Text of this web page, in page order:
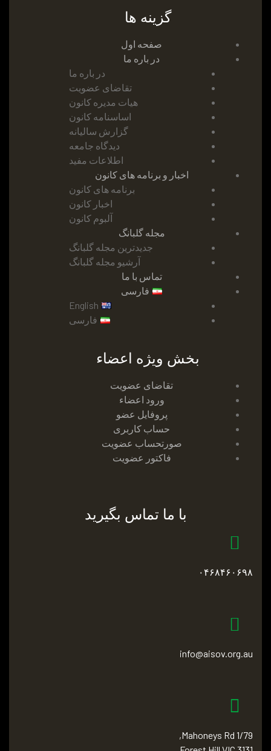
گزینه ها
صفحه اول
در باره ما
در باره ما
تقاضای عضویت
هیات مدیره کانون
اساسنامه کانون
گزارش سالیانه
دیدگاه جامعه
اطلاعات مفید
اخبار و برنامه های کانون
برنامه های کانون
اخبار کانون
آلبوم کانون
مجله گلبانگ
جدیدترین مجله گلبانگ
آرشیو مجله گلبانگ
تماس با ما
فارسی
English
فارسی
بخش ویژه اعضاء
تقاضای عضویت
ورود اعضاء
پروفایل عضو
حساب کاربری
صورتحساب عضویت
فاکتور عضویت
با ما تماس بگیرید
۰۴۶۸۴۶۰۶۹۸
info@aisov.org.au
1/79 Mahoneys Rd,